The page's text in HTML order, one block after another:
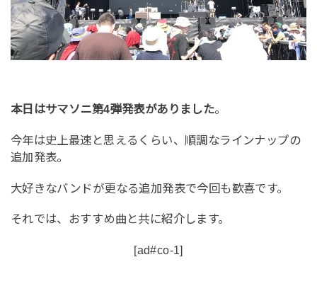
本日はサマソニ第4弾発表がありました。
今年は史上最速と思えるくらい、順調なラインナップの
追加発表。
大好きなバンドが更なる追加発表で今回も歓喜です。
それでは、おすすめ曲と共に紹介します。
[ad#co-1]